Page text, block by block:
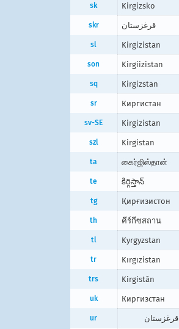
sk Kirgizsko
skr قرغزستان
sl Kirgizistan
son Kirgiizistan
sq Kirgizstan
sr Киргистан
sv-SE Kirgizistan
szl Kirgistan
ta கைர்ஜிஸ்தான்
te కిర్గిస్తాన్
tg Қирғизистон
th คีร์กีซสถาน
tl Kyrgyzstan
tr Kırgızistan
trs Kirgistân
uk Киргизстан
ur قرغزستان